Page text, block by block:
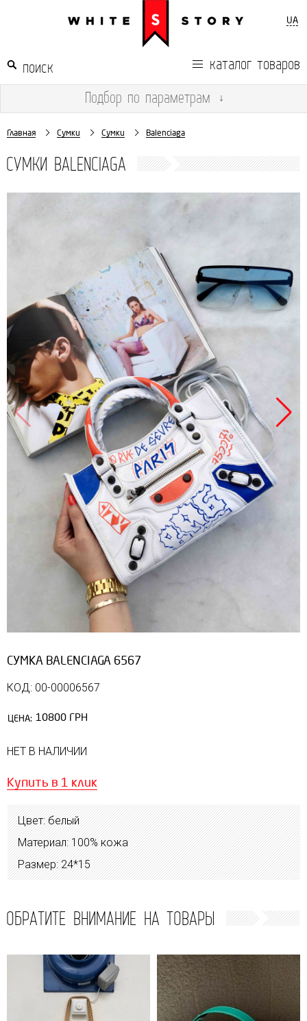
UA
каталог товаров
Подбор по параметрам ↓
Главная Сумки Сумки Balenciaga
СУМКИ BALENCIAGA
Продано
СУМКА BALENCIAGA 6567
КОД: 00-00006567
ЦЕНА: 10800 ГРН
НЕТ В НАЛИЧИИ
Купить в 1 клик
Цвет: белый
Материал: 100% кожа
Размер: 24*15
ОБРАТИТЕ ВНИМАНИЕ НА ТОВАРЫ